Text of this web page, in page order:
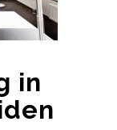
in